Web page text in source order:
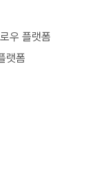
우 플랫폼
랫폼